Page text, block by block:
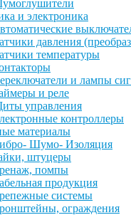
и электроника
давления
температуры
и лампы
и реле
управления
контроллеры
материалы
Шумо- Изоляция
штуцеры
помпы
продукция
системы
ограждения